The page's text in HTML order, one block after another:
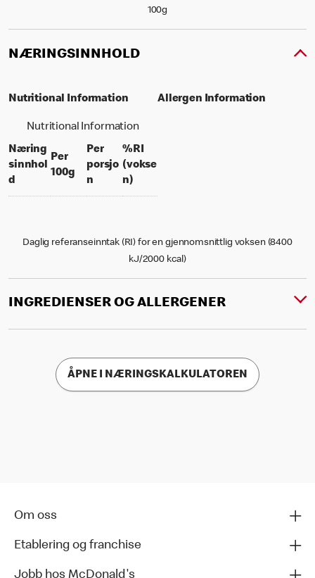
100g
NÆRINGSINNHOLD
Nutritional Information
Nutritional Information
Næring
sinnhol
d
Per
100gper 100 grams
Per
porsjo
nper portion
%RI
(vokse
n)% daily value for an adult
Allergen Information
Daglig referanseinntak (RI) for en gjennomsnittlig voksen (8400
kJ/2000 kcal)
INGREDIENSER OG ALLERGENER
ÅPNE I NÆRINGSKALKULATOREN
Om oss
Etablering og franchise
Jobb hos McDonald's